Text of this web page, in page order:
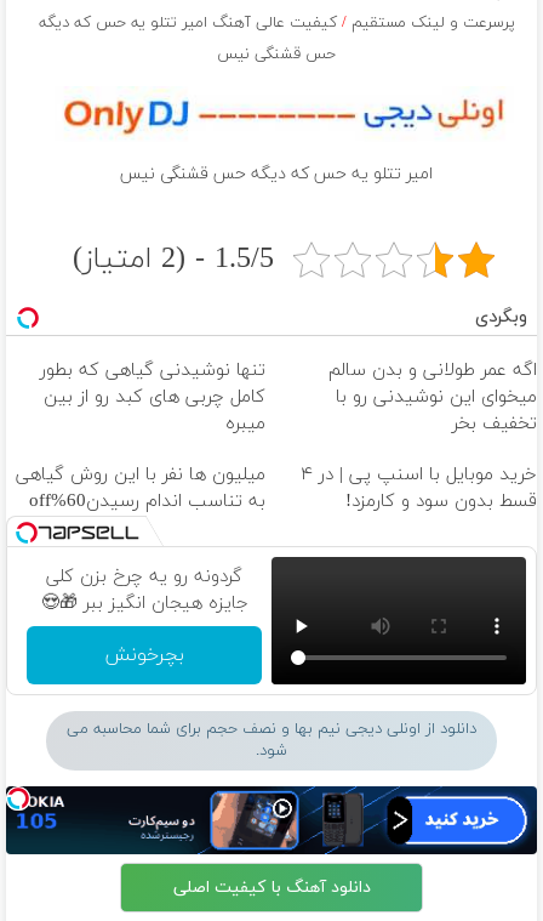
پرسرعت و لینک مستقیم/ کیفیت عالی آهنگ امیر تتلو یه حس که دیگه
حس قشنگی نیس
امیر تتلو یه حس که دیگه حس قشنگی نیس
1.5/5 - (2 امتیاز)
وبگردی
اگه عمر طولانی و بدن سالم
میخوای این نوشیدنی رو با
تخفیف بخر
تنها نوشیدنی گیاهی که بطور
کامل چربی های کبد رو از بین
میبره
خرید موبایل با اسنپ پی | در ۴
قسط بدون سود و کارمزد!
میلیون ها نفر با این روش گیاهی
به تناسب اندام رسیدن60%off
گردونه رو یه چرخ بزن کلی
جایزه هیجان انگیز ببر 🎁😍
بچرخونش
دانلود از اونلی دیجی نیم بها و نصف حجم برای شما محاسبه می
شود.
دانلود آهنگ با کیفیت اصلی